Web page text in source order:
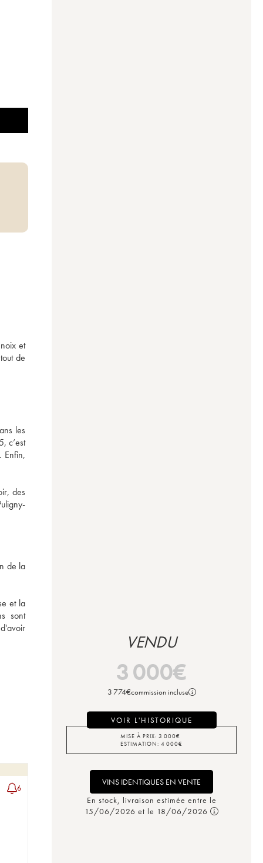
et
de
les
c’est
Enfin,
des
de la
et la
sont
6
VENDU
3 000€
3 774€commission incluse
VOIR L'HISTORIQUE
MISE À PRIX: 3 000€
ESTIMATION: 4 000€
VINS IDENTIQUES EN VENTE
En stock, livraison estimée entre le
15/06/2026 et le 18/06/2026